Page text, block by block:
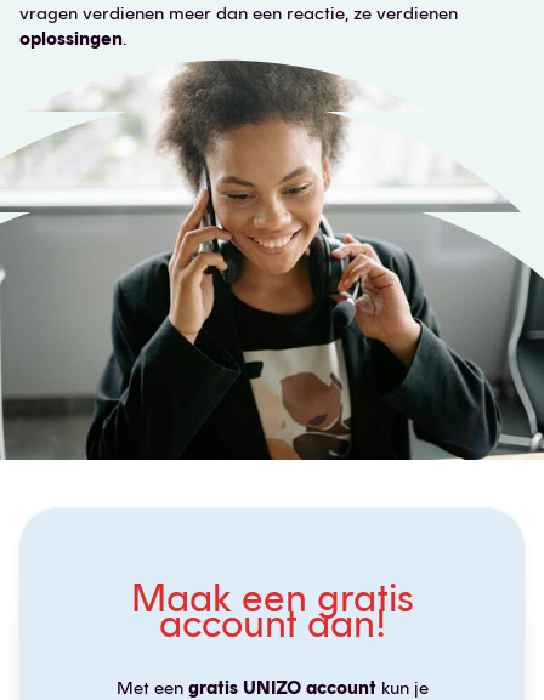
vragen verdienen meer dan een reactie, ze verdienen
oplossingen.
Maak een gratis
account aan!
Met een gratis UNIZO accountkun je